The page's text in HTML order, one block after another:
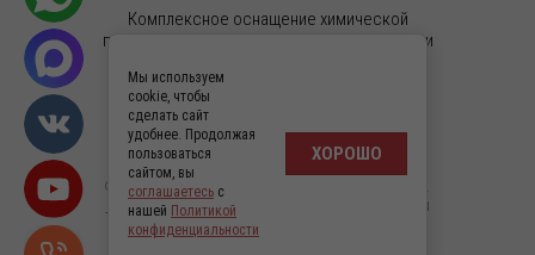
Комплексное оснащение химической
продукцией, реактивами высокой очистки и
© 2005-2024 Югреактив — (с) — Все права защищены.
Разработка интернет-магазина в Megagroup.ru
Политика конфиденциальности
Мы используем
cookie, чтобы
сделать сайт
удобнее. Продолжая
пользоваться
сайтом, вы
соглашаетесь с
нашей Политикой
конфиденциальности
ХОРОШО